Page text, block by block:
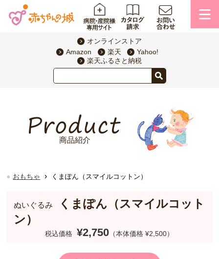
オンラインストア
Amazon
楽天
Yahoo!
楽天ふるさと納税
商品紹介
おもちゃ › くまぽん（スマイルコットン）
ぬいぐるみ
くまぽん（スマイルコット
ン）
税込価格 ¥2,750 （本体価格 ¥2,500）